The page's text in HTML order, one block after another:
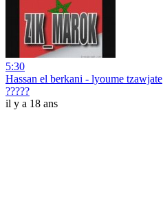
5:30
Hassan el berkani - lyoume tzawjate
?????
il y a 18 ans